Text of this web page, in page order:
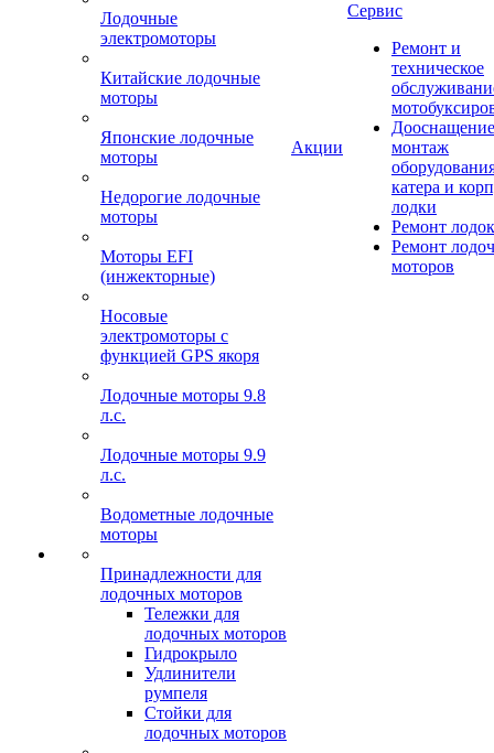
Лодочные
электромоторы
Китайские лодочные
моторы
Японские лодочные
моторы
Недорогие лодочные
моторы
Моторы EFI
(инжекторные)
Носовые
электромоторы с
функцией GPS якоря
Лодочные моторы 9.8
л.с.
Лодочные моторы 9.9
л.с.
Водометные лодочные
моторы
Принадлежности для
лодочных моторов
Тележки для
лодочных моторов
Гидрокрыло
Удлинители
румпеля
Стойки для
лодочных моторов
Акции
Сервис
Ремонт и
техническое
монтаж
катера и
лодки
Ремонт
Ремонт
моторов